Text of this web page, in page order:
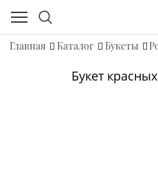
Главная Каталог Букеты
Букет